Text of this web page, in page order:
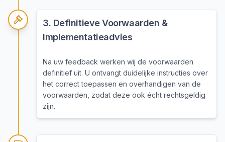
3. Definitieve Voorwaarden &
Implementatieadvies
Na uw feedback werken wij de voorwaarden
definitief uit. U ontvangt duidelijke instructies over
het correct toepassen en overhandigen van de
voorwaarden, zodat deze ook écht rechtsgeldig
zijn.